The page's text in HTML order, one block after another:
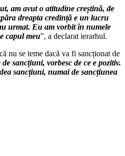
am avut o atitudine creștină, de
dreapta credință e un lucru
urmat. Eu am vorbit în numele
capul meu”, a declarat ierarhul.
nu se teme dacă va fi sancționat de
sancțiuni, vorbesc de ce e pozitiv.
sancțiuni, numai de sancțiunea